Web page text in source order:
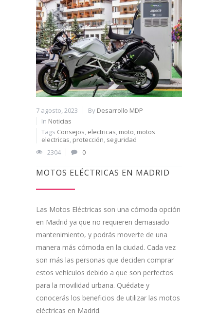
7 agosto, 2023 By Desarrollo MDP
In Noticias
Tags Consejos, electricas, moto, motos
electricas, protección, seguridad
2304
0
MOTOS ELÉCTRICAS EN MADRID
Las Motos Eléctricas son una cómoda opción
en Madrid ya que no requieren demasiado
mantenimiento, y podrás moverte de una
manera más cómoda en la ciudad. Cada vez
son más las personas que deciden comprar
estos vehículos debido a que son perfectos
para la movilidad urbana. Quédate y
conocerás los beneficios de utilizar las motos
eléctricas en Madrid.